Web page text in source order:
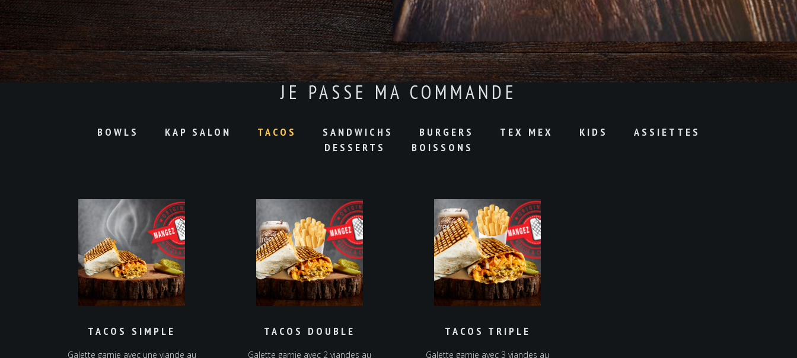
JE PASSE MA COMMANDE
BOWLS KAP SALON TACOS SANDWICHS BURGERS TEX MEX KIDS
ASSIETTES
DESSERTS
BOISSONS
TACOS SIMPLE
Galette garnie avec une viande au
TACOS DOUBLE
Galette garnie avec 2 viandes au
TACOS TRIPLE
Galette garnie avec 3 viandes au